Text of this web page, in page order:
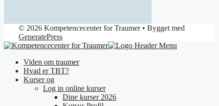
© 2026 Kompetencecenter for Traumer• Bygget med
GeneratePress
Viden om traumer
Hvad er TBT?
Kurser og
Log in online kurser
Dine kurser 2026